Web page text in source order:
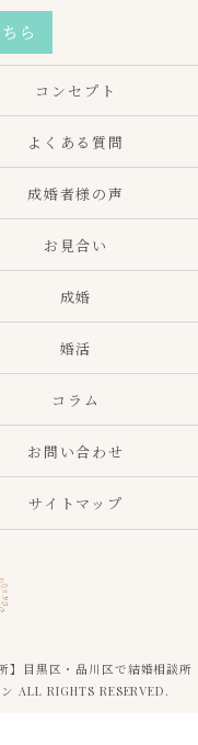
ら
コンセプト
よくある質問
成婚者様の声
お見合い
成婚
婚活
コラム
お問い合わせ
サイトマップ
】目黒区・品川区で結婚相談所
ALL RIGHTS RESERVED.